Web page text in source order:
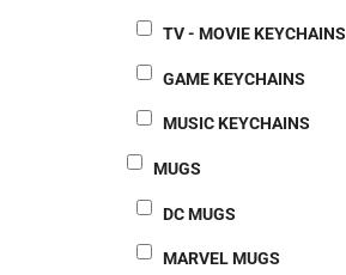
TV - MOVIE KEYCHAINS
GAME KEYCHAINS
MUSIC KEYCHAINS
MUGS
DC MUGS
MARVEL MUGS